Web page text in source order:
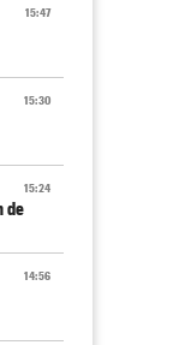
15:47
15:30
15:24
de
14:56